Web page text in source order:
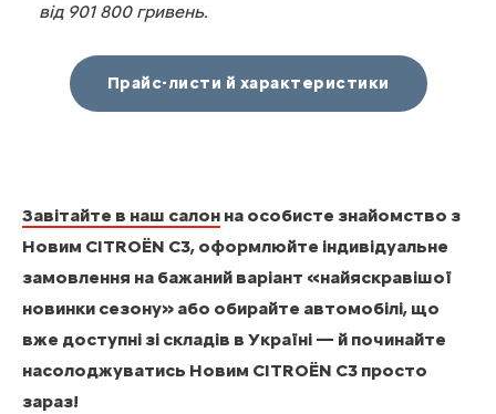
від 901 800 гривень.
Прайс-листи й характеристики
Завітайте в наш салон на особисте знайомство з
Новим CITROЁN C3, оформлюйте індивідуальне
замовлення на бажаний варіант «найяскравішої
новинки сезону» або обирайте автомобілі, що
вже доступні зі складів в Україні — й починайте
насолоджуватись Новим CITROЁN C3 просто
зараз!